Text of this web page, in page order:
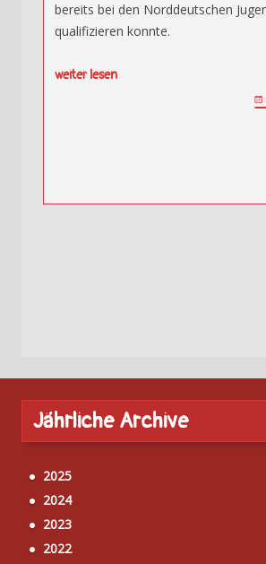
bereits bei den Norddeutschen
qualifizieren konnte.
weiter lesen
Jährliche Archive
2025
2024
2023
2022